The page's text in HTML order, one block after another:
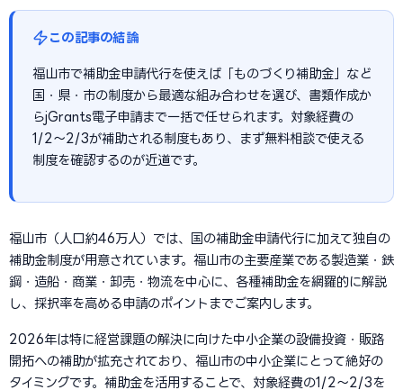
この記事の結論
福山市で補助金申請代行を使えば「ものづくり補助金」など
国・県・市の制度から最適な組み合わせを選び、書類作成か
らjGrants電子申請まで一括で任せられます。対象経費の
1/2〜2/3が補助される制度もあり、まず無料相談で使える
制度を確認するのが近道です。
福山市（人口約46万人）では、国の補助金申請代行に加えて独自の
補助金制度が用意されています。福山市の主要産業である製造業・鉄
鋼・造船・商業・卸売・物流を中心に、各種補助金を網羅的に解説
し、採択率を高める申請のポイントまでご案内します。
2026年は特に経営課題の解決に向けた中小企業の設備投資・販路
開拓への補助が拡充されており、福山市の中小企業にとって絶好の
タイミングです。補助金を活用することで、対象経費の1/2〜2/3を